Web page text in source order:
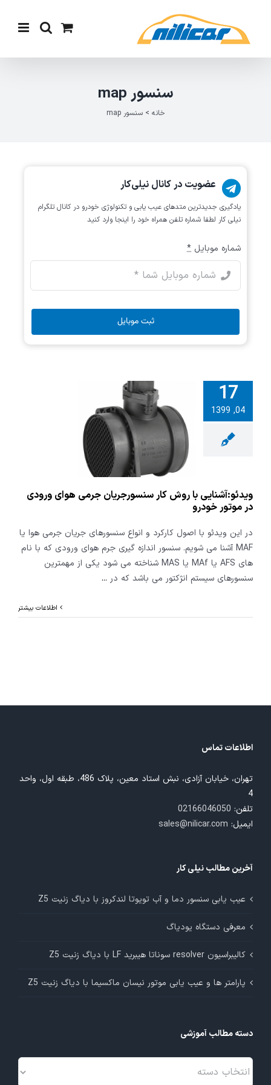
content
سنسور map
خانه >سنسور map
17
04, 1399با روش
ورودی در
ویدئو:آشنایی با روش کار سنسورجریان جرمی هوای ورودی
در موتور خودرو
در این ویدئو با اصول کارکرد و انواع سنسورهای جریان جرمی هوا یا
MAF آشنا می شویم. سنسور اندازه گیری جرم هوای ورودی که با نام
های AFS یا MAf یا MAS شناخته می شود یکی از مهمترین
سنسورهای سیستم انژکتور می باشد که در ...
اطلاعات بیشتر
عضویت در کانال نیلی‌کار
یادگیری جدیدترین متد‌های عیب یابی‌ و تکنولوژی خودرو در کانال تلگرام
نیلی کار لطفا شماره تلفن همراه خود را اینجا وارد کنید
شماره موبایل *
ثبت موبایل
اطلاعات تماس
تهران، خیابان آزادی، نبش استاد معین، پلاک 486، طبقه اول، واحد
4
تلفن: 02166046050
ایمیل: sales@nilicar.com
آخرین مطالب نیلی کار
عیب یابی سنسور دما و آب تویوتا لندکروز با دیاگ زنیت Z5
معرفی دستگاه یودیاگ
کالیبراسیون resolver سوناتا هیبرید LF با دیاگ زنیت Z5
پارامتر ها و عیب یابی موتور نیسان ماکسیما با دیاگ زنیت Z5
دسته مطالب آموزشی
دسته